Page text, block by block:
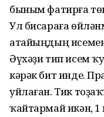
быным фатирға
Ул бисараға
атайыңдың
Әүхәҙи тип исем
кәрәк бит инде.
уйлаған. Тик
ҡайтармай икән,